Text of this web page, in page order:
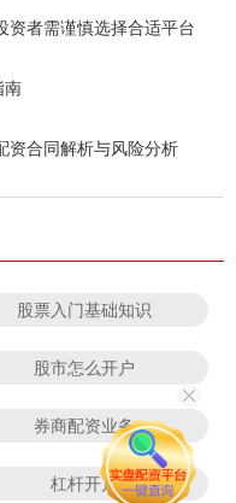
资者需谨慎选择合适平台
南
资合同解析与风险分析
股票入门基础知识
股市怎么开户
券商配资业务
杠杆开户